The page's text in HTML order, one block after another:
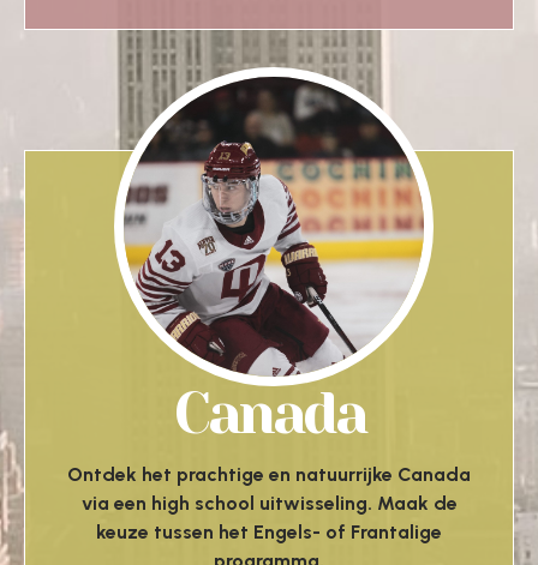
Canada
Ontdek het prachtige en natuurrijke Canada
via een high school uitwisseling. Maak de
keuze tussen het Engels- of Frantalige